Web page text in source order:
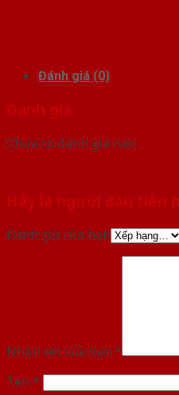
Đánh giá (0)
Đánh giá
Chưa có đánh giá nào.
Hãy là người đầu tiên
Đánh giá của bạn
Nhận xét của bạn *
Tên *